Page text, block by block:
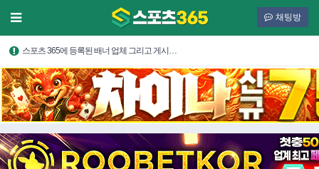
채팅방
스포츠 365에 등록된 배너 업체 그리고 게시…